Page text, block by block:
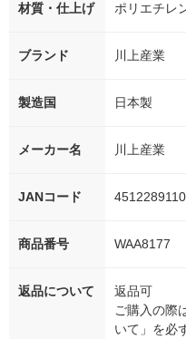
材質・仕上げ ポリエチレ
ブランド 川上産業
製造国 日本製
メーカー名 川上産業
JANコード
商品番号 WAA8177
返品について
返品可
ご購入の際
いて」を必